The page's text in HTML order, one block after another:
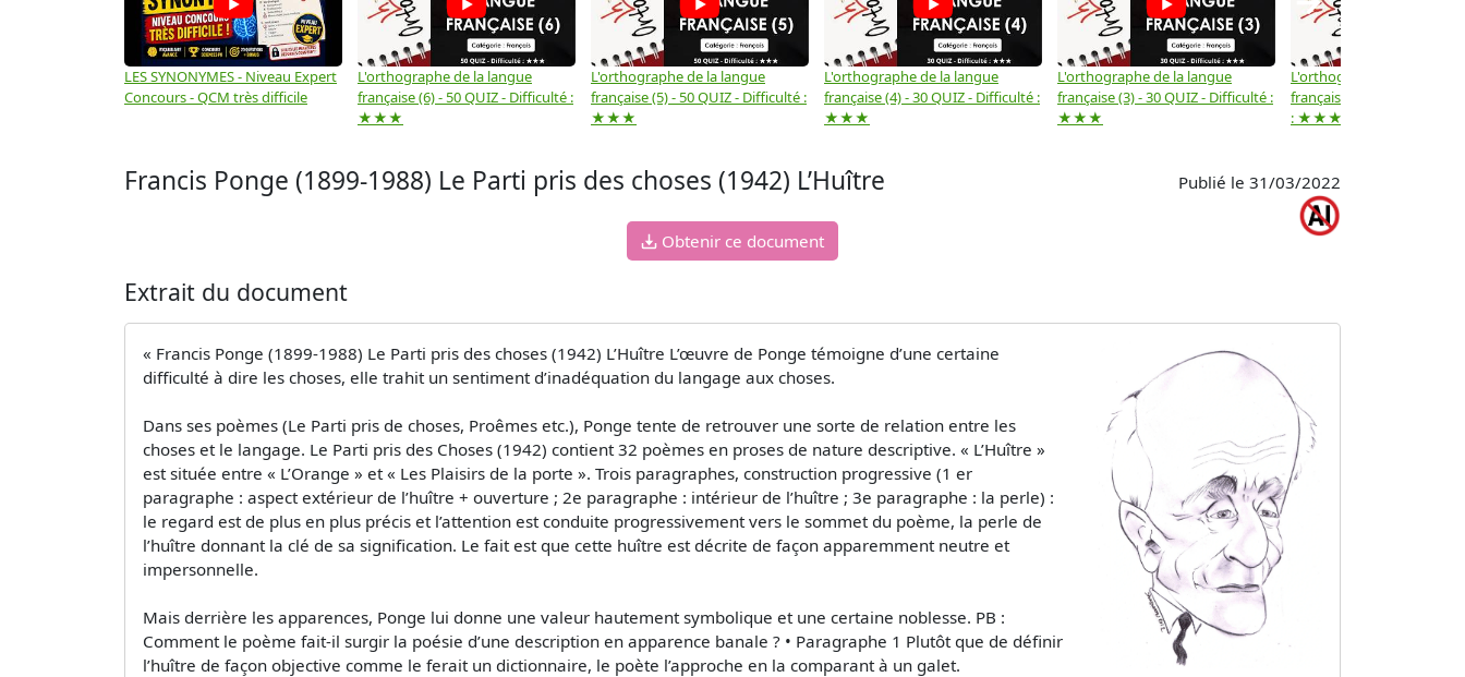
LES SYNONYMES - Niveau Expert
Concours - QCM très difficile
L'orthographe de la langue
française (6) - 50 QUIZ - Difficulté :
★★★
L'orthographe de la langue
française (5) - 50 QUIZ - Difficulté :
★★★
L'orthographe de la langue
française (4) - 30 QUIZ - Difficulté :
★★★
L'orthographe de la langue
française (3) - 30 QUIZ - Difficulté :
★★★
L'orthographe de la langue
française (2) -( 20 QUIZ -
: ★★★
Francis Ponge (1899-1988) Le Parti pris des choses (1942) L’Huître Publié le 31/03/2022
Obtenir ce document
Extrait du document
« Francis Ponge (1899-1988) Le Parti pris des choses (1942) L’Huître L’œuvre de Ponge témoigne d’une certaine
difficulté à dire les choses, elle trahit un sentiment d’inadéquation du langage aux choses.
Dans ses poèmes (Le Parti pris de choses, Proêmes etc.), Ponge tente de retrouver une sorte de relation entre les
choses et le langage. Le Parti pris des Choses (1942) contient 32 poèmes en proses de nature descriptive. « L’Huître »
est située entre « L’Orange » et « Les Plaisirs de la porte ». Trois paragraphes, construction progressive (1 er
paragraphe : aspect extérieur de l’huître + ouverture ; 2e paragraphe : intérieur de l’huître ; 3e paragraphe : la perle) :
le regard est de plus en plus précis et l’attention est conduite progressivement vers le sommet du poème, la perle de
l’huître donnant la clé de sa signification. Le fait est que cette huître est décrite de façon apparemment neutre et
impersonnelle.
Mais derrière les apparences, Ponge lui donne une valeur hautement symbolique et une certaine noblesse. PB :
Comment le poème fait-il surgir la poésie d’une description en apparence banale ? • Paragraphe 1 Plutôt que de définir
l’huître de façon objective comme le ferait un dictionnaire, le poète l’approche en la comparant à un galet.